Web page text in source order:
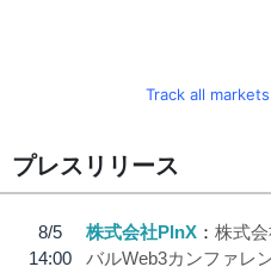
Track all
プレスリリース
8/5
14:00
株式会社PlnX
株式
バルWeb3カンファレ